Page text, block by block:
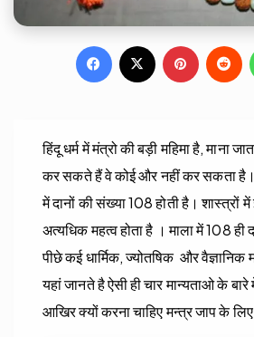
Facebook
हिंदू धर्म में मंत्रो की बड़ी महिमा है, माना
कर सकते हैं वे कोई और नहीं कर सकता है।
में दानों की संख्या 108 होती है। शास्त्रों
अत्यधिक महत्व होता है । माला में 108 ही
पीछे कई धार्मिक, ज्योतषिक और वैज्ञानिक
यहां जानते है ऐसी ही चार मान्यताओ के
आखिर क्यों करना चाहिए मन्त्र जाप के लिए